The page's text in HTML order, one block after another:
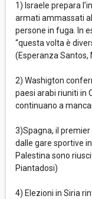
1) Israele prepara
armati ammassati
persone in fuga. In
“questa volta è
(Esperanza Santos,
2) Washigton
paesi arabi riuniti in
continuano a
3)Spagna, il
dalle gare sportive
Palestina sono
Piantadosi)
4) Elezioni in Siria